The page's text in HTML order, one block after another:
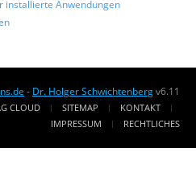
installierte Anwendungen
- Dr. Holger Schwichtenbergv6.11
CLOUD SITEMAP
KONTAKT
IMPRESSUM
RECHTLICHES